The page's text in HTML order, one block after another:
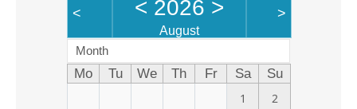
< < 2026 >
August
>
Month
Mo Tu We Th Fr Sa
Su
1
2